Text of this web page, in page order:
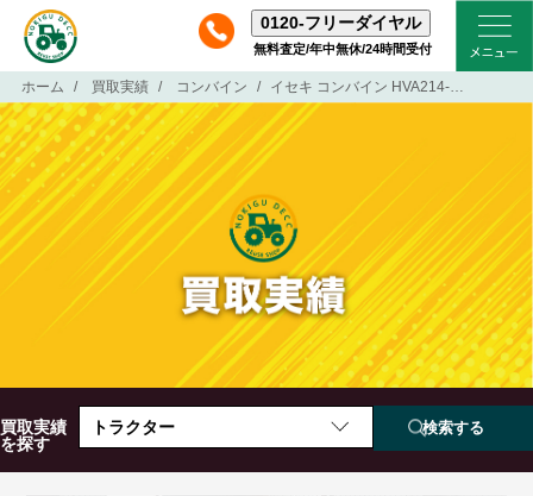
0120-フリーダイヤル
無料査定/年中無休/24時間受付
ホーム 買取実績 コンバイン イセキ コンバイン HVA214-KWC 2条刈 14馬力 袋取 メーター不動
買取実績
を探す
トラクター